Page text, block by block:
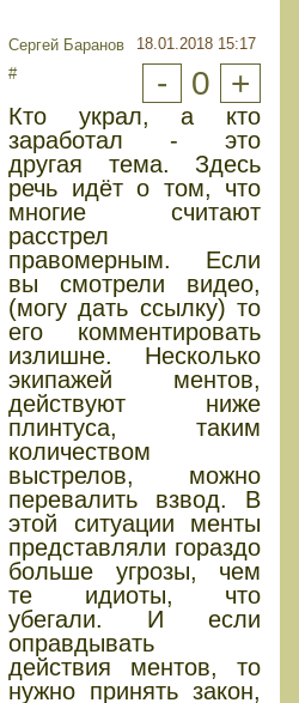
Сергей Баранов
18.01.2018 15:17
#
- 0 +
Кто украл, а кто
заработал - это
другая тема. Здесь
речь идёт о том, что
многие считают
расстрел
правомерным. Если
вы смотрели видео,
(могу дать ссылку) то
его комментировать
излишне. Несколько
экипажей ментов,
действуют ниже
плинтуса, таким
количеством
выстрелов, можно
перевалить взвод. В
этой ситуации менты
представляли гораздо
больше угрозы, чем
те идиоты, что
убегали. И если
оправдывать
действия ментов, то
нужно принять закон,